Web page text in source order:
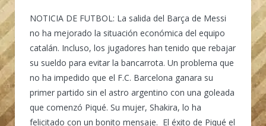
NOTICIA DE FUTBOL: La salida del Barça de Messi
no ha mejorado la situación económica del equipo
catalán. Incluso, los jugadores han tenido que rebajar
su sueldo para evitar la bancarrota. Un problema que
no ha impedido que el F.C. Barcelona ganara su
primer partido sin el astro argentino con una goleada
que comenzó Piqué. Su mujer, Shakira, lo ha
felicitado con un bonito mensaje. El éxito de Piqué el